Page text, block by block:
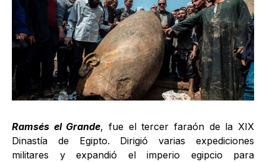
Ramsés el Grande, fue el tercer faraón de la XIX
Dinastía de Egipto. Dirigió varias expediciones
militares y expandió el imperio egipcio para